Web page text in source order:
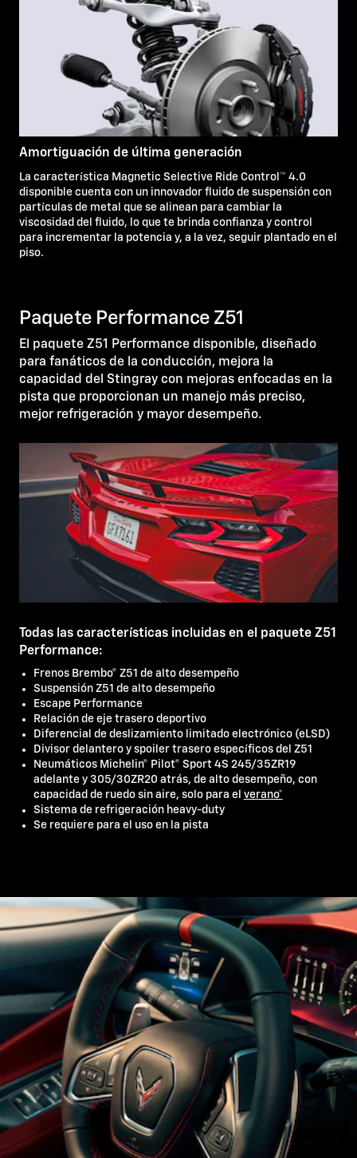
Amortiguación de última generación
La característica Magnetic Selective Ride Control™ 4.0
disponible cuenta con un innovador fluido de suspensión con
partículas de metal que se alinean para cambiar la
viscosidad del fluido, lo que te brinda confianza y control
para incrementar la potencia y, a la vez, seguir plantado en el
piso.
Paquete Performance Z51
El paquete Z51 Performance disponible, diseñado
para fanáticos de la conducción, mejora la
capacidad del Stingray con mejoras enfocadas en la
pista que proporcionan un manejo más preciso,
mejor refrigeración y mayor desempeño.
Todas las características incluidas en el paquete Z51
Performance:
Frenos Brembo® Z51 de alto desempeño
Suspensión Z51 de alto desempeño
Escape Performance
Relación de eje trasero deportivo
Diferencial de deslizamiento limitado electrónico (eLSD)
Divisor delantero y spoiler trasero específicos del Z51
Neumáticos Michelin® Pilot® Sport 4S 245/35ZR19
adelante y 305/30ZR20 atrás, de alto desempeño, con
capacidad de ruedo sin aire, solo para el verano*
Sistema de refrigeración heavy-duty
Se requiere para el uso en la pista